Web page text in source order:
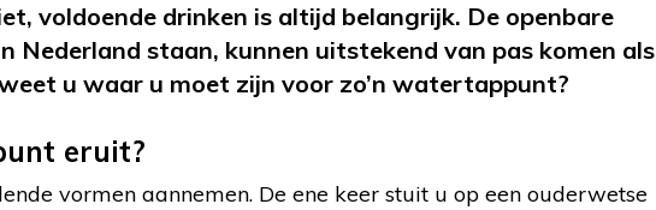
voldoende drinken is altijd belangrijk. De openbare
Nederland staan, kunnen uitstekend van pas komen als
u waar u moet zijn voor zo’n watertappunt?
eruit?
vormen aannemen. De ene keer stuit u op een ouderwetse